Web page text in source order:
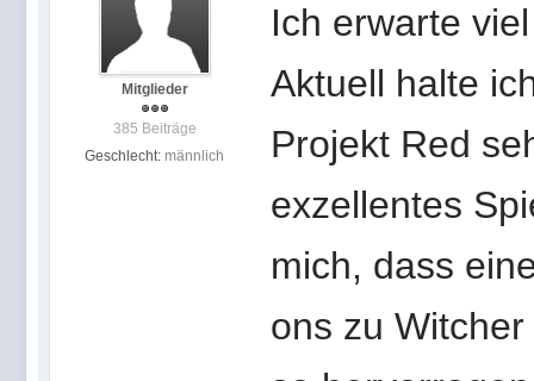
Mitglieder
385 Beiträge
Geschlecht: männlich
Ich erwarte
Aktuell halte
Projekt Red
exzellentes
mich, dass
ons zu